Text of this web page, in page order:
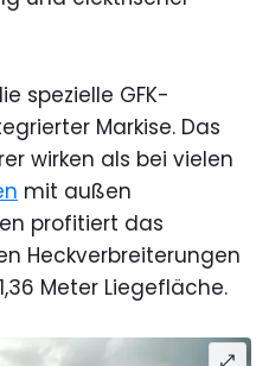
spezielle GFK-
Markise. Das
wirken als bei vielen
mit außen
profitiert das
Heckverbreiterungen
Meter Liegefläche.